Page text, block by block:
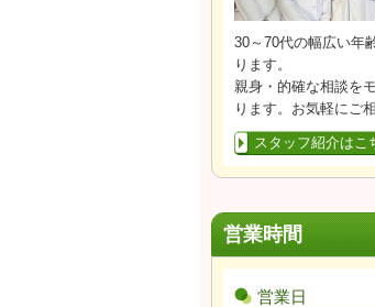
30～70代の幅広い年
ります。
親身・的確な相談を
ります。お気軽にご
スタッフ紹介はこ
営業時間
営業日